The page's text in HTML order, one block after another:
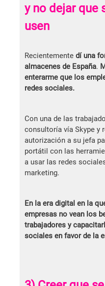
y no dejar que
usen
Recientemente dí una
almacenes de España.
enterarme que los
redes sociales.
Con una de las
consultoría vía Skype y
autorización a su jefa
portátil con las
a usar las redes
marketing.
En la era digital en la
empresas no vean los
trabajadores y
sociales en favor de la